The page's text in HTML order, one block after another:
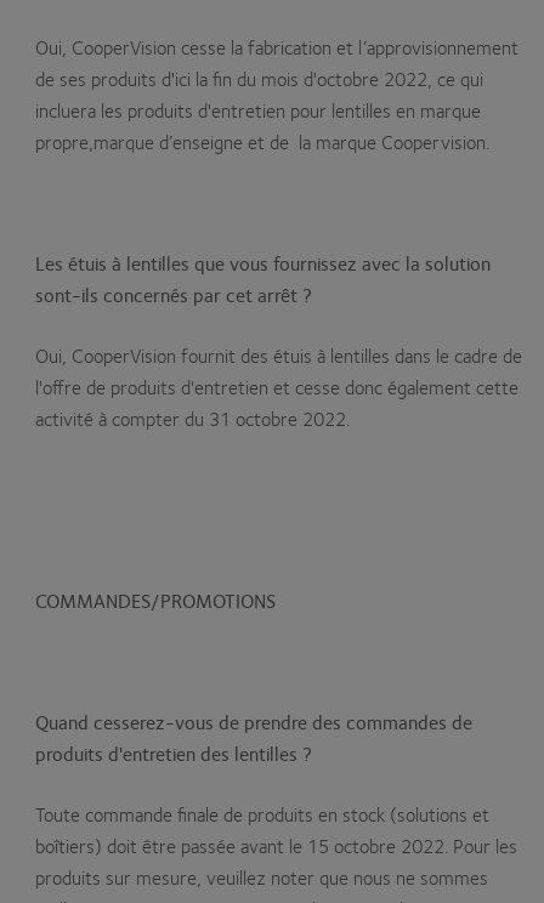
Oui, CooperVision cesse la fabrication et l’approvisionnement
de ses produits d'ici la fin du mois d'octobre 2022, ce qui
incluera les produits d'entretien pour lentilles en marque
propre,marque d’enseigne et de la marque Coopervision.
Les étuis à lentilles que vous fournissez avec la solution
sont-ils concernés par cet arrêt ?
Oui, CooperVision fournit des étuis à lentilles dans le cadre de
l'offre de produits d'entretien et cesse donc également cette
activité à compter du 31 octobre 2022.
COMMANDES/PROMOTIONS
Quand cesserez-vous de prendre des commandes de
produits d'entretien des lentilles ?
Toute commande finale de produits en stock (solutions et
boîtiers) doit être passée avant le 15 octobre 2022. Pour les
produits sur mesure, veuillez noter que nous ne sommes